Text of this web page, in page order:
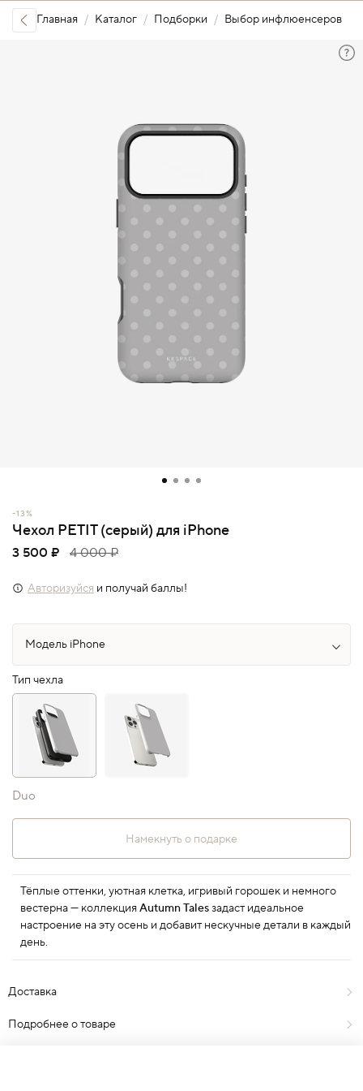
Главная Каталог Подборки Выбор инфлюенсеров
-13%
Чехол PETIT (серый) для iPhone
3 500 ₽ 4 000 ₽
Авторизуйся и получай баллы!
Тип чехла
Duo
Намекнуть о подарке
Тёплые оттенки, уютная клетка, игривый горошек и немного
вестерна — коллекцияAutumn Talesзадаст идеальное
настроение на эту осень и добавит нескучные детали в каждый
день.
Доставка
Подробнее о товаре